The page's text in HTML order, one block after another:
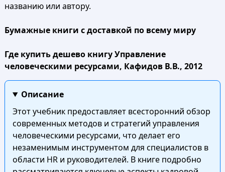
названию или автору.
Бумажные книги с доставкой по всему миру
Где купить дешево книгу Управление
человеческими ресурсами, Кафидов В.В., 2012
Описание
Этот учебник предоставляет всесторонний обзор
современных методов и стратегий управления
человеческими ресурсами, что делает его
незаменимым инструментом для специалистов в
области HR и руководителей. В книге подробно